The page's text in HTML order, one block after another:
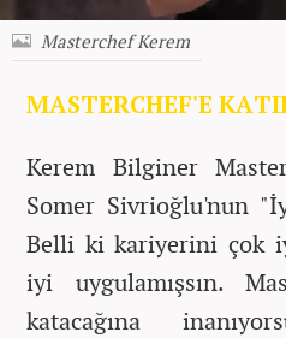
Masterchef Kerem
MASTERCHEF'E
Kerem Bilginer
Somer Sivrioğlu'nun
Belli ki kariyerini çok
iyi uygulamışsın.
katacağına